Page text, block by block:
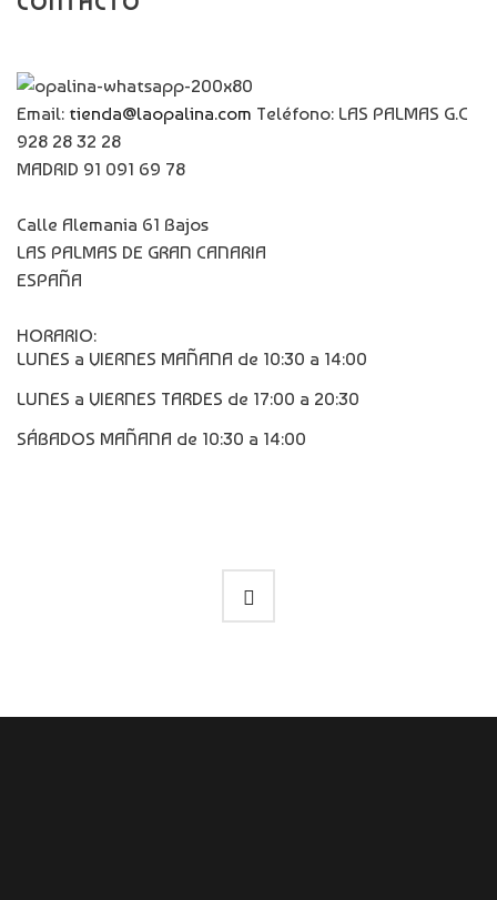
Email: tienda@laopalina.com Teléfono: LAS PALMAS G.C
928 28 32 28
MADRID 91 091 69 78
Calle Alemania 61 Bajos
LAS PALMAS DE GRAN CANARIA
ESPAÑA
HORARIO:
LUNES a VIERNES MAÑANA de 10:30 a 14:00
LUNES a VIERNES TARDES de 17:00 a 20:30
SÁBADOS MAÑANA de 10:30 a 14:00